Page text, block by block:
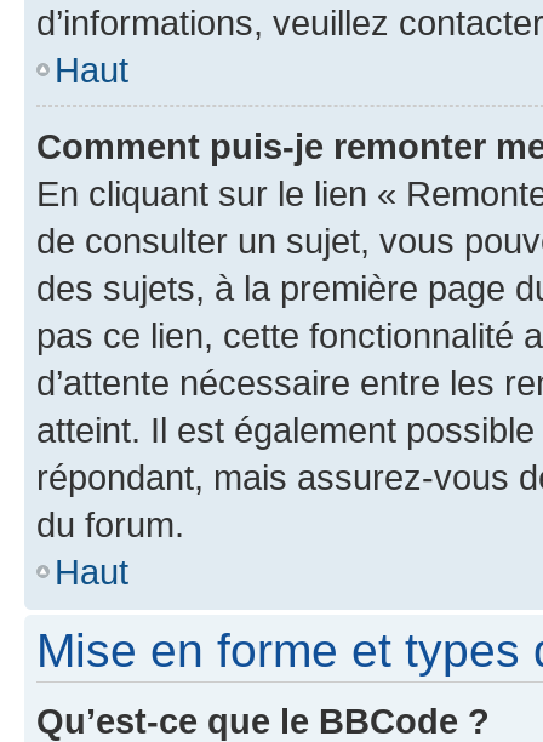
d’informations, veuillez
Haut
Comment puis-je remonter
En cliquant sur le lien «
de consulter un sujet, vous
des sujets, à la première page
pas ce lien, cette fonctionnalité
d’attente nécessaire entre les
atteint. Il est également
répondant, mais assurez-vous
du forum.
Haut
Mise en forme et types
Qu’est-ce que le BBCode ?